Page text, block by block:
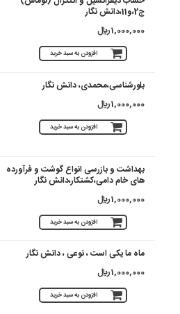
ج2،و11،دانش نگار
1,000,000 ريال
افزودن به سبد خرید
بلورشناسی‏،محمدی، دانش نگار
1,000,000 ريال
افزودن به سبد خرید
بهداشت و بازرسی انواع گوشت و فرآورده
های خام دامی،کشتکار،دانش نگار
1,000,000 ريال
افزودن به سبد خرید
ماه ما یکی است ، نوعی ، دانش نگار
1,000,000 ريال
افزودن به سبد خرید